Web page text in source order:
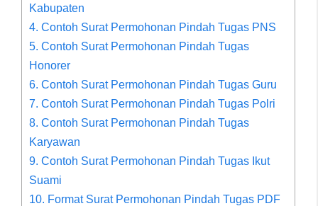
Kabupaten
4. Contoh Surat Permohonan Pindah Tugas PNS
5. Contoh Surat Permohonan Pindah Tugas
Honorer
6. Contoh Surat Permohonan Pindah Tugas Guru
7. Contoh Surat Permohonan Pindah Tugas Polri
8. Contoh Surat Permohonan Pindah Tugas
Karyawan
9. Contoh Surat Permohonan Pindah Tugas Ikut
Suami
10. Format Surat Permohonan Pindah Tugas PDF